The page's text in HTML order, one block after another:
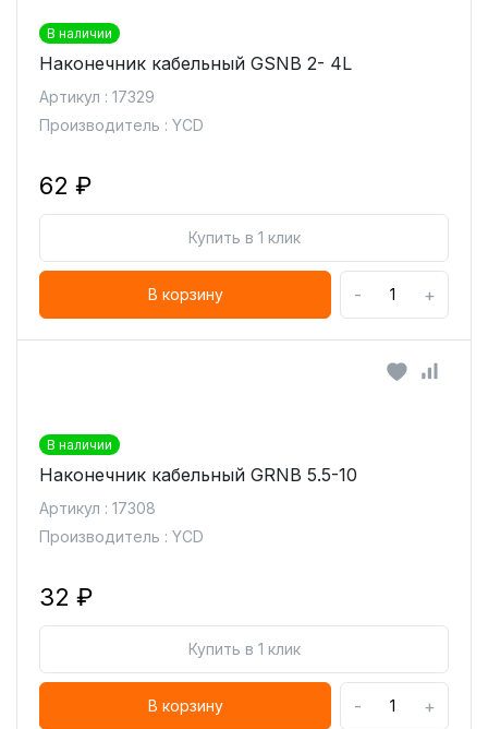
В наличии
Наконечник кабельный GSNB 2- 4L
Артикул : 17329
Производитель : YCD
62 ₽
Купить в 1 клик
В корзину - +
В наличии
Наконечник кабельный GRNB 5.5-10
Артикул : 17308
Производитель : YCD
32 ₽
Купить в 1 клик
В корзину - +